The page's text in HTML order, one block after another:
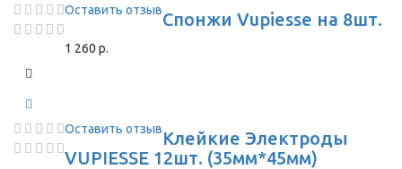
Оставить отзывСпонжи Vupiesse на 8шт.
1 260 р.
Оставить отзывКлейкие Электроды
VUPIESSE 12шт. (35мм*45мм)